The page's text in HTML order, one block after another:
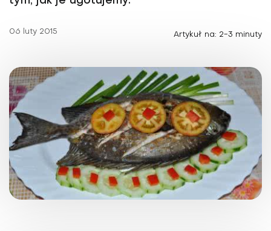
06 luty 2015 Artykuł na: 2-3 minuty